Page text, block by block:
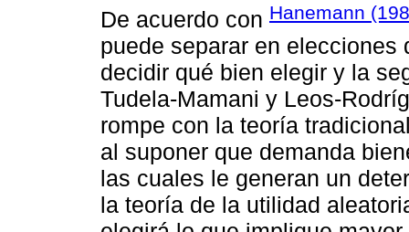
De acuerdo con Hanemann
puede separar en
decidir qué bien elegir y la
Tudela-Mamani y Leos-
rompe con la teoría
al suponer que demanda
las cuales le generan un
la teoría de la utilidad